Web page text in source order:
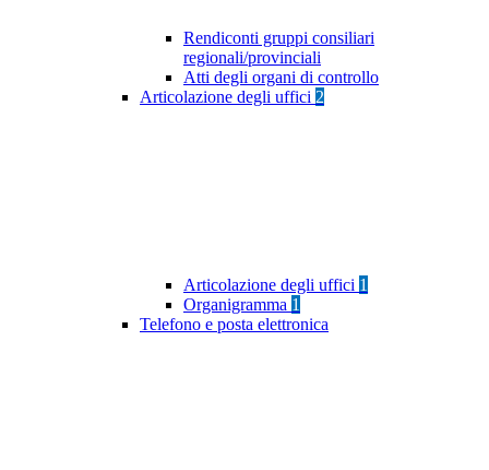
Rendiconti gruppi consiliari
regionali/provinciali
Atti degli organi di controllo
Articolazione degli uffici 2
Articolazione degli uffici 1
Organigramma 1
Telefono e posta elettronica